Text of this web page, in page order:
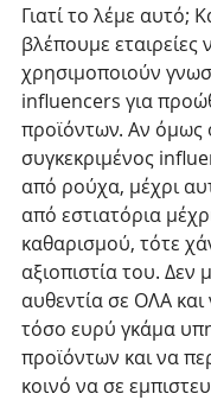
Γιατί το λέμε αυτό;
βλέπουμε εταιρείες
χρησιμοποιούν
influencers για
προϊόντων. Αν όμως
συγκεκριμένος
από ρούχα, μέχρι
από εστιατόρια
καθαρισμού, τότε
αξιοπιστία του. Δεν
αυθεντία σε ΟΛΑ και
τόσο ευρύ γκάμα
προϊόντων και να
κοινό να σε